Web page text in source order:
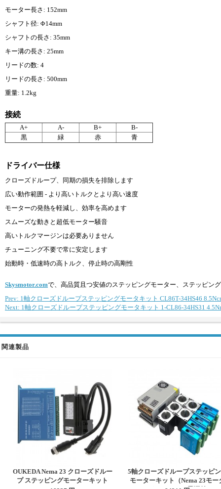
モーター長さ: 152mm
シャフト径: Φ14mm
シャフトの長さ: 35mm
キー溝の長さ: 25mm
リードの数: 4
リードの長さ: 500mm
重量: 1.2kg
接続
A+ A- B+
B-
黒
緑 赤 青
ドライバー仕様
クローズドループ、同期の損失を排除します
広い動作範囲 - より高いトルクとより高い速度
モーターの発熱を軽減し、効率を高めます
スムーズな動きと超低モーター騒音
高いトルクマージンは必要ありません
チューニング不要で常に安定します
始動時・低速時の高トルク、停止時の高剛性
Skysmotor.comで、高品質且つ安値のステッピングモーター、ステッピン
Prev: 1軸クローズドループステッピングモータキット CL86T-34HS46
Next: 1軸クローズドループステッピングモータキット 1-CL86-34HS31
関連製品
OUKEDA Nema 23 クローズドルー
プ ステッピングモーターキット
5軸クローズドループステッピ
モーターキット（Nema 23モー